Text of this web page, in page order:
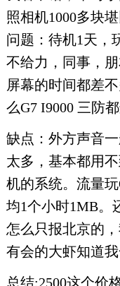
照相机1000多块
问题：待机1天，
不给力，同事，
屏幕的时间都差
么G7 I9000 三防都
缺点：外方声音
太多，基本都用
机的系统。流量
均1个小时1MB。
怎么只报北京的
有会的大虾知道我
总结:2500这个价